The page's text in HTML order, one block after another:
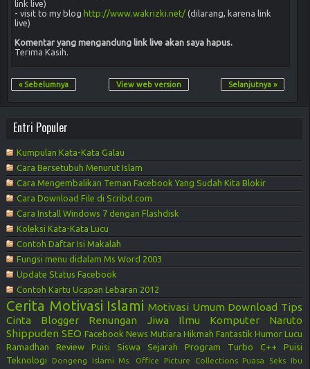
link live)
- visit to my blog http://www.wakrizki.net/ (dilarang, karena link
live)
Komentar yang mengandung link live akan saya hapus.
Terima Kasih.
« Sebelumnya Selanjutnya »
View web version
Entri Populer
Kumpulan Kata-Kata Galau
Cara Bersetubuh Menurut Islam
Cara Mengembalikan Teman Facebook Yang Sudah Kita Blokir
Cara Download File di Scribd.com
Cara Install Windows 7 dengan Flashdisk
Koleksi Kata-Kata Lucu
Contoh Daftar Isi Makalah
Fungsi menu didalam Ms Word 2003
Update Status Facebook
Contoh Kartu Ucapan Lebaran 2012
Cerita Motivasi Islami Motivasi Umum Download Tips
Cinta
Blogger Renungan Jiwa Ilmu Komputer
Naruto
Shippuden SEO Facebook News Mutiara Hikmah Fantastik Humor Lucu
Ramadhan
Review Puisi Siswa Sejarah Program Turbo C++
Puisi
Teknologi
Dongeng Islami Ms. Office Picture Collections Puasa Seks Ibu